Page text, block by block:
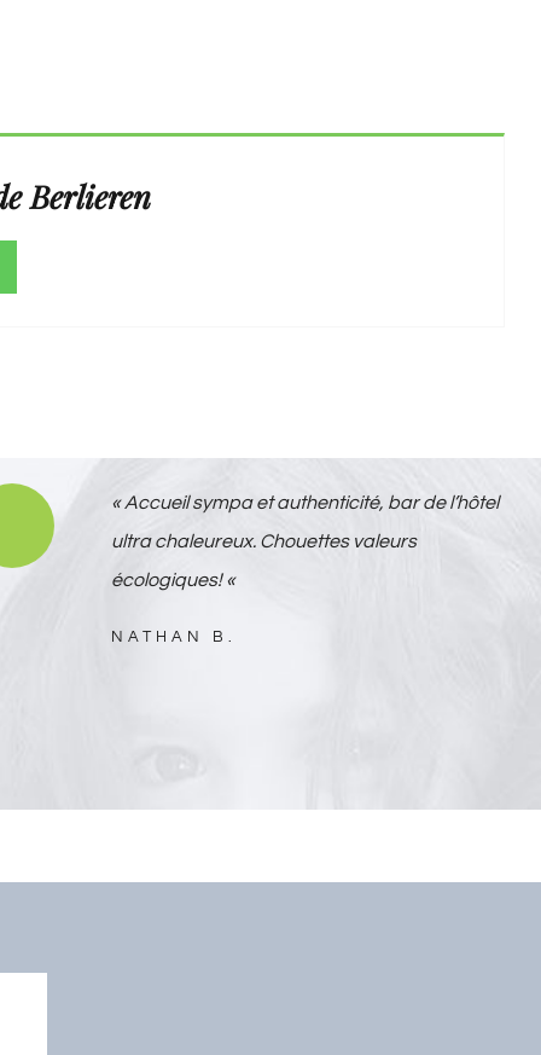
Berlieren
« Accueil sympa et authenticité, bar de l’hôtel
ultra chaleureux. Chouettes valeurs
écologiques! «
NATHAN B.